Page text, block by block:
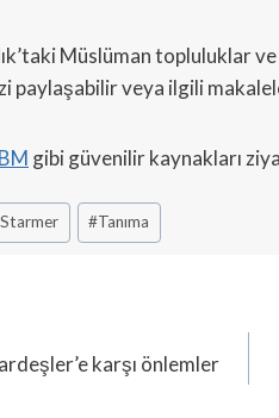
Müslüman topluluklar
paylaşabilir veya ilgili
BM gibi güvenilir kaynakları
Starmer #Tanıma
karşı önlemler